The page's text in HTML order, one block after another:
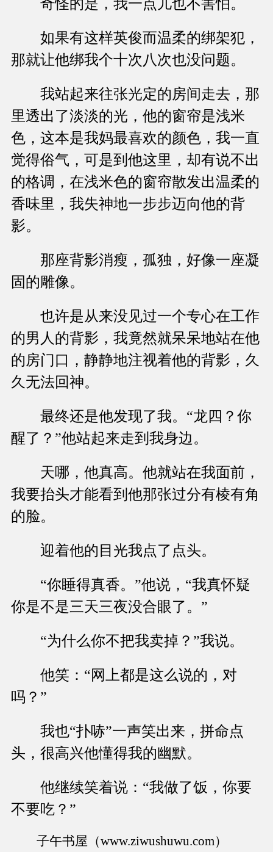
奇怪的是，我一点儿也不害怕。
如果有这样英俊而温柔的绑架犯，
那就让他绑我个十次八次也没问题。
我站起来往张光定的房间走去，那
里透出了淡淡的光，他的窗帘是浅米
色，这本是我妈最喜欢的颜色，我一直
觉得俗气，可是到他这里，却有说不出
的格调，在浅米色的窗帘散发出温柔的
香味里，我失神地一步步迈向他的背
影。
那座背影消瘦，孤独，好像一座凝
固的雕像。
也许是从来没见过一个专心在工作
的男人的背影，我竟然就呆呆地站在他
的房门口，静静地注视着他的背影，久
久无法回神。
最终还是他发现了我。“龙四？你
醒了？”他站起来走到我身边。
天哪，他真高。他就站在我面前，
我要抬头才能看到他那张过分有棱有角
的脸。
迎着他的目光我点了点头。
“你睡得真香。”他说，“我真怀疑
你是不是三天三夜没合眼了。”
“为什么你不把我卖掉？”我说。
他笑：“网上都是这么说的，对
吗？”
我也“扑哧”一声笑出来，拼命点
头，很高兴他懂得我的幽默。
他继续笑着说：“我做了饭，你要
不要吃？”
子午书屋（www.ziwushuwu.com）